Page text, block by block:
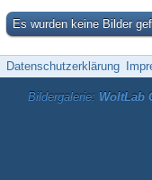
Es wurden keine Bilder
Datenschutzerklärung
Bildergalerie: WoltLab